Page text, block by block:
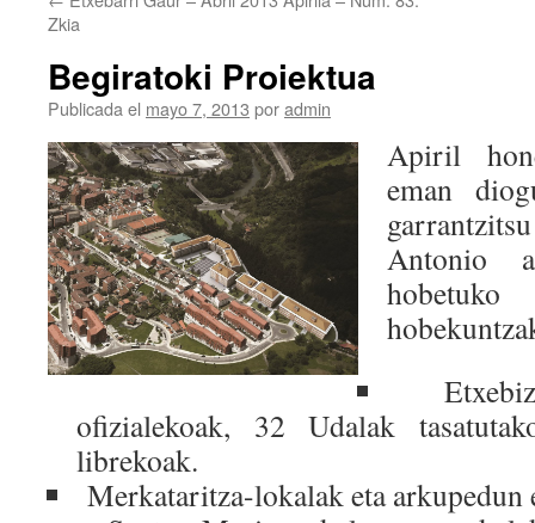
Zkia
Begiratoki Proiektua
Publicada el mayo 7, 2013 poradmin
Apiril
eman
Antonio
ofizialekoak, 32 Udalak
librekoak.
Merkataritza-lokalak eta arkupedun